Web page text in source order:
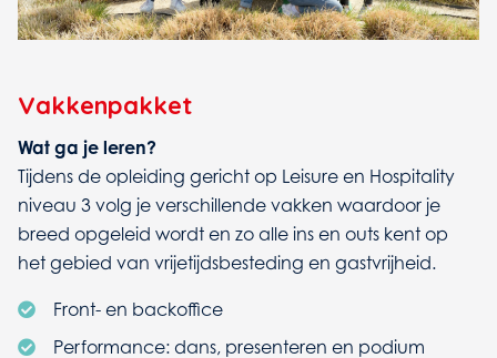
Vakkenpakket
Wat ga je leren?
Tijdens de opleiding gericht op Leisure en Hospitality
niveau 3 volg je verschillende vakken waardoor je
breed opgeleid wordt en zo alle ins en outs kent op
het gebied van vrijetijdsbesteding en gastvrijheid.
Front- en backoffice
Performance: dans, presenteren en podium